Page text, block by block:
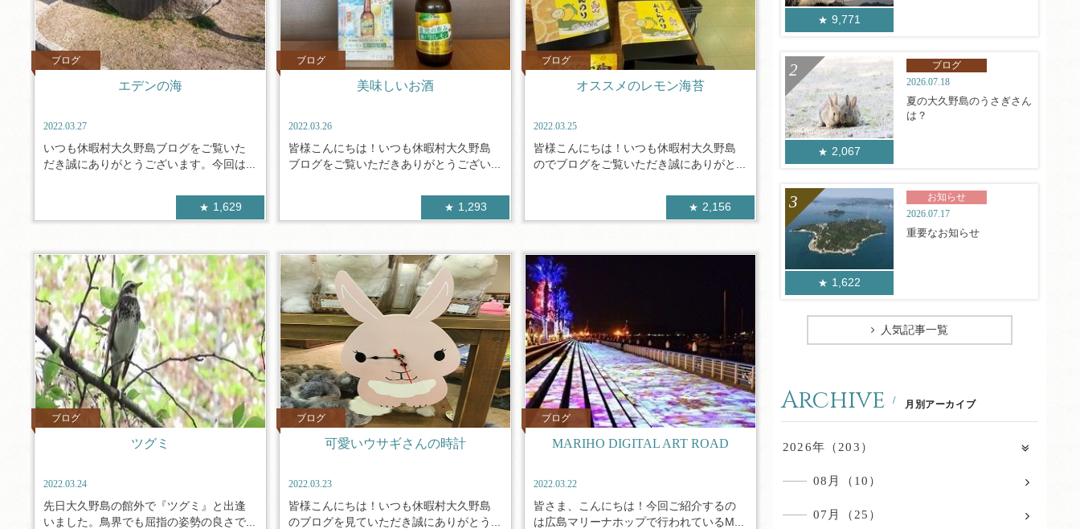
ブログ
エデンの海
2022.03.27
いつも休暇村大久野島ブログをご覧いた
だき誠にありがとうございます。今回は...
1,629
ブログ
美味しいお酒
2022.03.26
皆様こんにちは！いつも休暇村大久野島
ブログをご覧いただきありがとうござい...
1,293
ブログ
オススメのレモン海苔
2022.03.25
皆様こんにちは！いつも休暇村大久野島
のでブログをご覧いただき誠にありがと...
2,156
ブログ
ツグミ
2022.03.24
先日大久野島の館外で『ツグミ』と出逢
いました。鳥界でも屈指の姿勢の良さで...
ブログ
可愛いウサギさんの時計
2022.03.23
皆様こんにちは！いつも休暇村大久野島
のブログを見ていただき誠にありがとう...
ブログ
MARIHO DIGITAL ART ROAD
2022.03.22
皆さま、こんにちは！今回ご紹介するの
は広島マリーナホップで行われているM...
9,771
2,067
ブログ
2026.07.18
夏の大久野島のうさぎさん
は？
1,622
お知らせ
2026.07.17
重要なお知らせ
人気記事一覧
Archive 月別アーカイブ
2026年（203）
08月（10）
07月（25）